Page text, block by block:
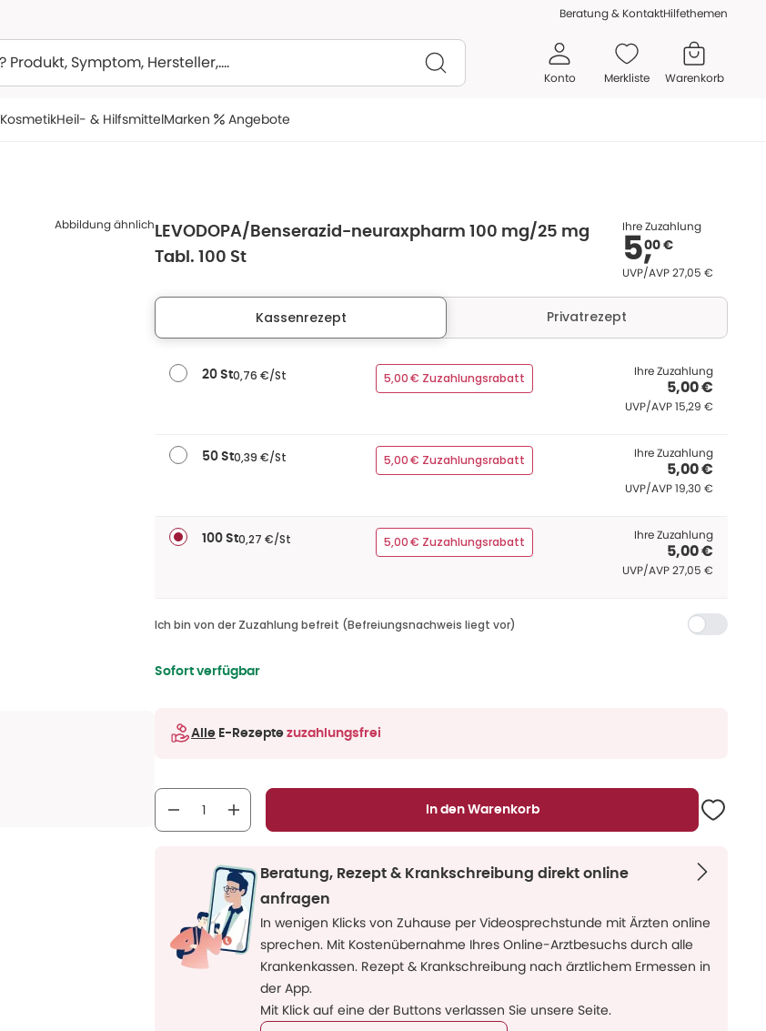
Beratung & KontaktHilfethemen
Konto Merkliste Warenkorb
KosmetikHeil- & HilfsmittelMarken Angebote
Abbildung ähnlich LEVODOPA/Benserazid-neuraxpharm 100 mg/25 mg
Tabl. 100 St
Ihre Zuzahlung
5,00 €
UVP/AVPUVP/AVP
27,05 €
Kassenrezept Privatrezept
20 St0,76 €/St 5,00 € Zuzahlungsrabatt Ihre Zuzahlung
5,00 €
UVP/AVPUVP/AVP
15,29 €
50 St0,39 €/St 5,00 € Zuzahlungsrabatt Ihre Zuzahlung
5,00 €
UVP/AVPUVP/AVP
19,30 €
100 St0,27 €/St 5,00 € Zuzahlungsrabatt Ihre Zuzahlung
5,00 €
UVP/AVPUVP/AVP
27,05 €
Ich bin von der Zuzahlung befreit (Befreiungsnachweis liegt vor)
Sofort verfügbar
Alle E-Rezepte zuzahlungsfrei
In den Warenkorb
Beratung, Rezept & Krankschreibung direkt online
anfragen
In wenigen Klicks von Zuhause per Videosprechstunde mit Ärzten online
sprechen. Mit Kostenübernahme Ihres Online-Arztbesuchs durch alle
Krankenkassen. Rezept & Krankschreibung nach ärztlichem Ermessen in
der App.
Mit Klick auf eine der Buttons verlassen Sie unsere Seite.